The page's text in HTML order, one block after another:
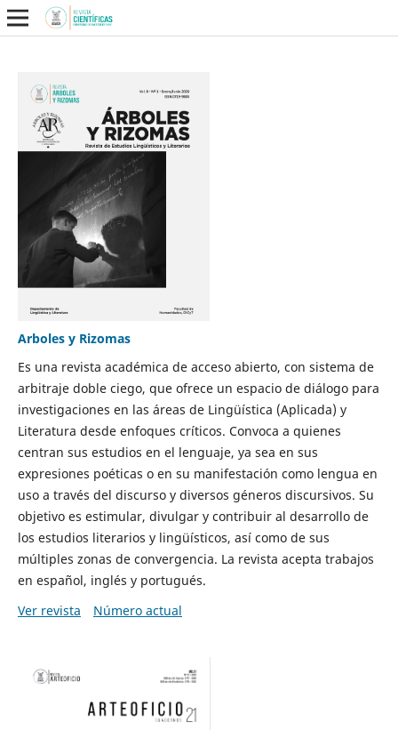
Arboles y Rizomas
Es una revista académica de acceso abierto, con sistema de
arbitraje doble ciego, que ofrece un espacio de diálogo para
investigaciones en las áreas de Lingüística (Aplicada) y
Literatura desde enfoques críticos. Convoca a quienes
centran sus estudios en el lenguaje, ya sea en sus
expresiones poéticas o en su manifestación como lengua en
uso a través del discurso y diversos géneros discursivos. Su
objetivo es estimular, divulgar y contribuir al desarrollo de
los estudios literarios y lingüísticos, así como de sus
múltiples zonas de convergencia. La revista acepta trabajos
en español, inglés y portugués.
Ver revista
Número actual